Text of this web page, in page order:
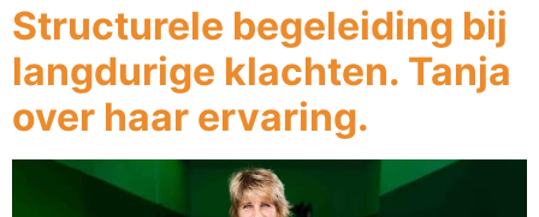
Structurele begeleiding bij
langdurige klachten. Tanja
over haar ervaring.